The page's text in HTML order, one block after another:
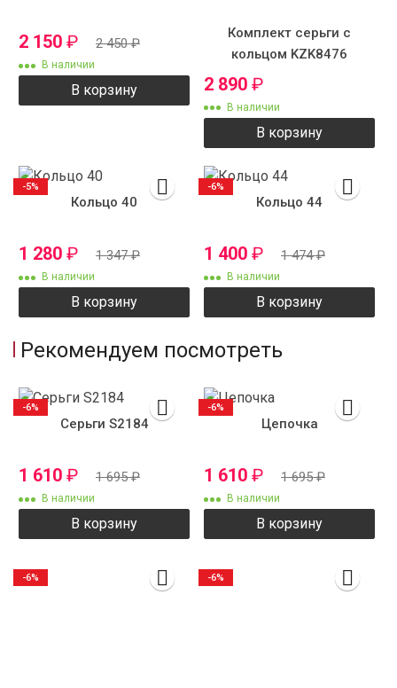
2 150 ₽ 2 450₽
В наличии
В корзину
Комплект серьги с
кольцом KZK8476
2 890 ₽
В наличии
В корзину
Кольцо 40
1 280 ₽ 1 347₽
В наличии
В корзину
-5%
Кольцо 44
1 400 ₽ 1 474₽
В наличии
В корзину
-6%
Рекомендуем посмотреть
Серьги S2184
1 610 ₽ 1 695₽
В наличии
В корзину
-6%
Цепочка
1 610 ₽ 1 695₽
В наличии
В корзину
-6%
-6% -6%